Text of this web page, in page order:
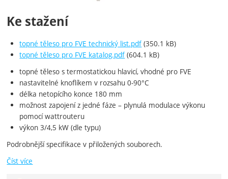
Ke stažení
topné těleso pro FVE technický list.pdf (350.1 kB)
topné těleso pro FVE katalog.pdf (604.1 kB)
topné těleso s termostatickou hlavicí, vhodné pro FVE
nastavitelné knoflíkem v rozsahu 0-90°C
délka netopícího konce 180 mm
možnost zapojení z jedné fáze – plynulá modulace výkonu
pomocí wattrouteru
výkon 3/4,5 kW (dle typu)
Podrobnější specifikace v přiložených souborech.
Číst více